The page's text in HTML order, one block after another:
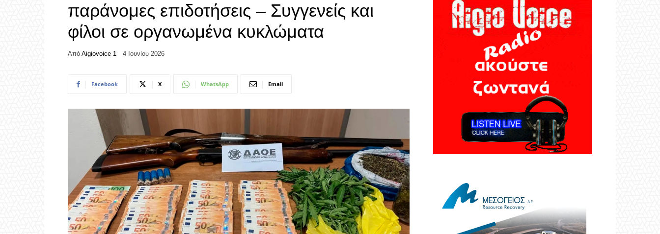
παράνομες επιδοτήσεις – Συγγενείς και
φίλοι σε οργανωμένα κυκλώματα
Από Aigiovoice 1 4 Ιουνίου 2026
Facebook X WhatsApp Email